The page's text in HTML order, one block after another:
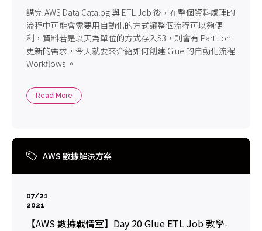
講完 AWS Data Catalog 與 ETL Job 後，在整個資料處理的
流程中可能會需要用自動化的方式讓整個流程可以夠便
利，資料若是以天為單位的方式存入S3，則會有 Partition
更新的需求，今天就要來介紹如何創建 Glue 的自動化流程
Workflows 。
Read More
AWS 數據解決方案
07/21
2021
【AWS 數據戰情室】Day 20 Glue ETL Job 教學-